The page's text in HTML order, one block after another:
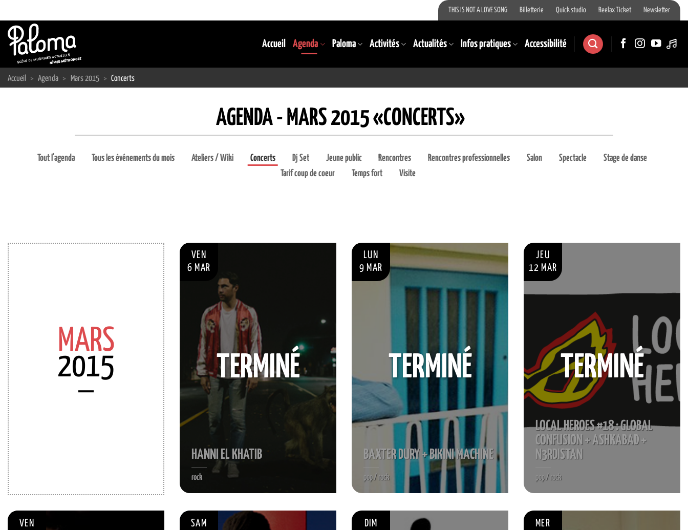
au
contenu
THIS IS NOT A LOVE SONG Billetterie Quick studio Reelax Ticket Newsletter
Accueil Agenda Paloma Activités Actualités Infos pratiques Accessibilité
Accueil > Agenda > Mars 2015 > Concerts
AGENDA - MARS 2015 «CONCERTS»
Tout l'agenda Tous les événements du mois Ateliers / Wiki Concerts Dj Set Jeune public Rencontres Rencontres professionnelles Salon Spectacle
Stage de danse
Tarif coup de coeur
Temps fort Visite
MARS
2015
VEN
6 MAR
HANNI EL KHATIB
rock
TERMINÉ
LUN
9 MAR
BAXTER DURY + BIKINI MACHINE
pop / rock
TERMINÉ
JEU
12 MAR
LOCAL HEROES #18 : GLOBAL
CONFUSION + ASHKABAD +
N3RDISTAN
pop / rock
TERMINÉ
VEN
SAM
DIM
MER